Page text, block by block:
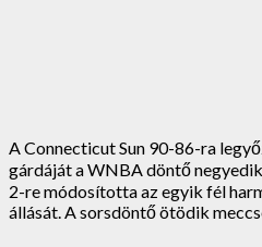
A Connecticut Sun 90-86-ra
gárdáját a WNBA döntő negyedik
2-re módosította az egyik fél
állását. A sorsdöntő ötödik